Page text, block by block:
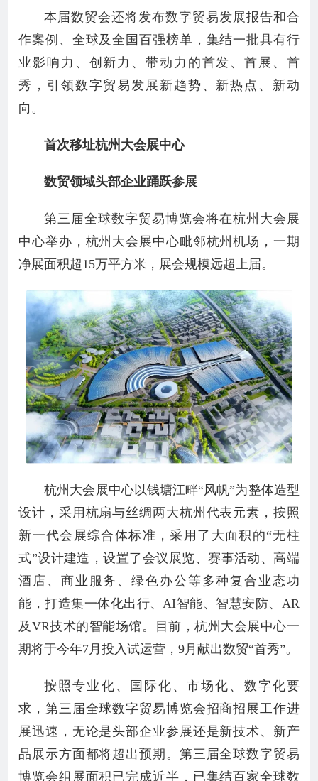
本届数贸会还将发布数字贸易发展报告和合
作案例、全球及全国百强榜单，集结一批具有行
业影响力、创新力、带动力的首发、首展、首
秀，引领数字贸易发展新趋势、新热点、新动
向。
首次移址杭州大会展中心
数贸领域头部企业踊跃参展
第三届全球数字贸易博览会将在杭州大会展
中心举办，杭州大会展中心毗邻杭州机场，一期
净展面积超15万平方米，展会规模远超上届。
杭州大会展中心以钱塘江畔“风帆”为整体造型
设计，采用杭扇与丝绸两大杭州代表元素，按照
新一代会展综合体标准，采用了大面积的“无柱
式”设计建造，设置了会议展览、赛事活动、高端
酒店、商业服务、绿色办公等多种复合业态功
能，打造集一体化出行、AI智能、智慧安防、AR
及VR技术的智能场馆。目前，杭州大会展中心一
期将于今年7月投入试运营，9月献出数贸“首秀”。
按照专业化、国际化、市场化、数字化要
求，第三届全球数字贸易博览会招商招展工作进
展迅速，无论是头部企业参展还是新技术、新产
品展示方面都将超出预期。第三届全球数字贸易
博览会组展面积已完成近半，已集结百家全球数